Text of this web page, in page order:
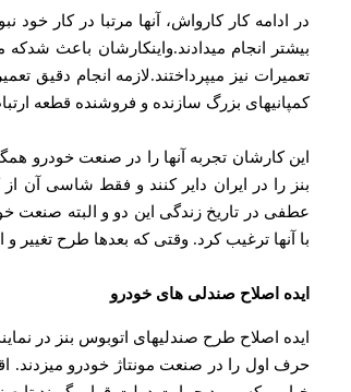
در ادامه کار کارواش، آنها مرتبا در کار
بیشتر انجام میدادند.واینکارشان باعث
تعمیرات نیز میپرداختند.لازمه انجام دقیق
کمپانیهای بزرگ سازنده و فروشنده قطعه
این کارشان تجربه آنها را در صنعت خودرو
بنز را در ایران دایر کنند و فقط شاسی آن
عطفی در تاریخ زندگی این دو و البته صنعت
با آنها ترغیب کرد. وقتی که بعدها طرح تغییر
ایده اصلاح صندلی های خودرو
ایده اصلاح طرح صندلیهای اتوبوس بنز در
حرف اول را در صنعت مونتاژ خودرو میزدند.